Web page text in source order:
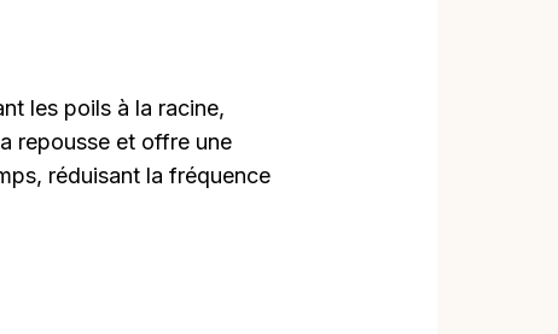
les poils à la racine,
repousse et offre une
réduisant la fréquence